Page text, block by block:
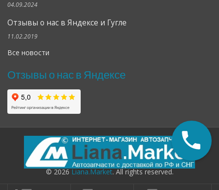
04.09.2024
Отзывы о нас в Яндексе и Гугле
11.02.2019
Все новости
Отзывы о нас в Яндексе
© 2026Liana.Market. All rights reserved.